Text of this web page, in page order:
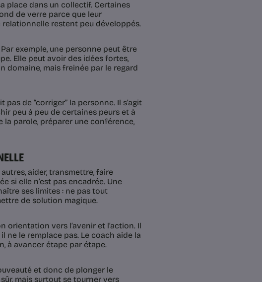
place dans un collectif. Certaines
de verre parce que leur
restent peu développés.
exemple, une personne peut être
Elle peut avoir des idées fortes,
domaine, mais freinée par le regard
de “corriger” la personne. Il s’agit
peu à peu de certaines peurs et à
parole, préparer une conférence,
aider, transmettre, faire
si elle n’est pas encadrée. Une
ses limites : ne pas tout
de solution magique.
vers l’avenir et l’action. Il
ne le remplace pas. Le coach aide la
à avancer étape par étape.
et donc de plonger le
mais surtout se tourner vers